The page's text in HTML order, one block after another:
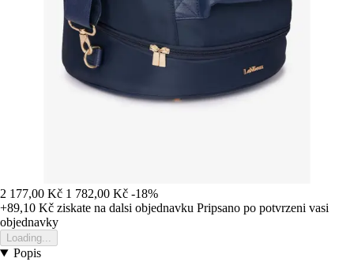
2 177,00 Kč 1 782,00 Kč -18%
+89,10 Kč ziskate na dalsi objednavku Pripsano po potvrzeni vasi
objednavky
Loading...
Popis